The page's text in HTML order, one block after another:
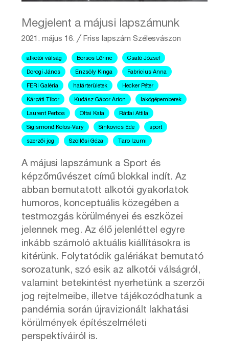
Megjelent a májusi lapszámunk
2021. május 16. ╱ Friss lapszám Szélesvászon
alkotói válság Borsos Lőrinc Csató József
Dorogi János Enzsöly Kinga Fabricius Anna
FERi Galéria határterületek Hecker Péter
Kárpáti Tibor Kudász Gábor Arion lakógépemberek
Laurent Perbos Oltai Kata Rátfai Attila
Sigismond Kolos-Vary Sinkovics Ede sport
szerzői jog Szöllősi Géza Taro Izumi
A májusi lapszámunk a Sport és
képzőművészet című blokkal indít. Az
abban bemutatott alkotói gyakorlatok
humoros, konceptuális közegében a
testmozgás körülményei és eszközei
jelennek meg. Az élő jelenléttel egyre
inkább számoló aktuális kiállításokra is
kitérünk. Folytatódik galériákat bemutató
sorozatunk, szó esik az alkotói válságról,
valamint betekintést nyerhetünk a szerzői
jog rejtelmeibe, illetve tájékozódhatunk a
pandémia során újravizionált lakhatási
körülmények építészelméleti
perspektíváiról is.